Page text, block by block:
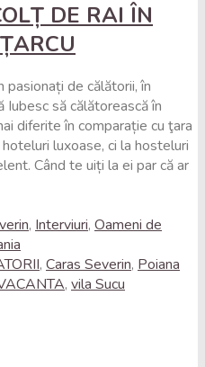
DE RAI ÎN
pasionați de călătorii, în
să călătorească în
diferite în comparație cu ţara
luxoase, ci la hosteluri
Când te uiți la ei par că ar
, Interviuri, Oameni de
, Caras Severin, Poiana
, vila Sucu